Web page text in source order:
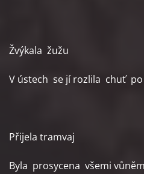
Žvýkala žužu
V ústech se jí rozlila chuť
Přijela tramvaj
Byla prosycena všemi